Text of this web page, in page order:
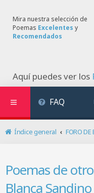
Mira nuestra selección de
Poemas Excelentes y
Recomendados
Aquí puedes ver los
FAQ
Índice general
Poemas de
Blanca Sandino